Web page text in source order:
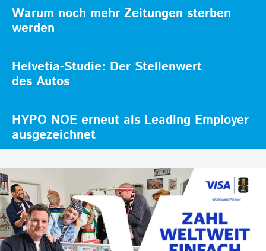
Warum noch mehr Zeitungen sterben
werden
Helvetia-Studie: Der Stellenwert
des Autos
HYPO NOE erneut als Leading Employer
ausgezeichnet